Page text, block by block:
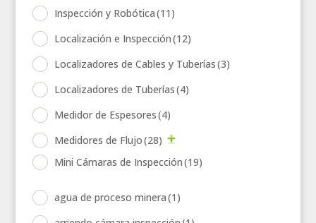
Inspección y Robótica(11)
Localización e Inspección(12)
Localizadores de Cables y Tuberías(3)
Localizadores de Tuberías(4)
Medidor de Espesores(4)
Medidores de Flujo(28)
Mini Cámaras de Inspección(19)
agua de proceso minera(1)